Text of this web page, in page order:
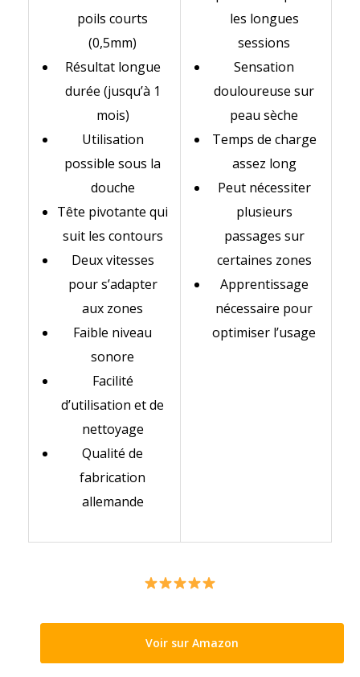
poils courts
(0,5mm)
Résultat longue
durée (jusqu’à 1
mois)
Utilisation
possible sous la
douche
Tête pivotante qui
suit les contours
Deux vitesses
pour s’adapter
aux zones
Faible niveau
sonore
Facilité
d’utilisation et de
nettoyage
Qualité de
fabrication
allemande
les longues
sessions
Sensation
douloureuse sur
peau sèche
Temps de charge
assez long
Peut nécessiter
plusieurs
passages sur
certaines zones
Apprentissage
nécessaire pour
optimiser l’usage
Voir sur Amazon